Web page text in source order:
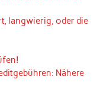
langwierig, oder die
Nähere